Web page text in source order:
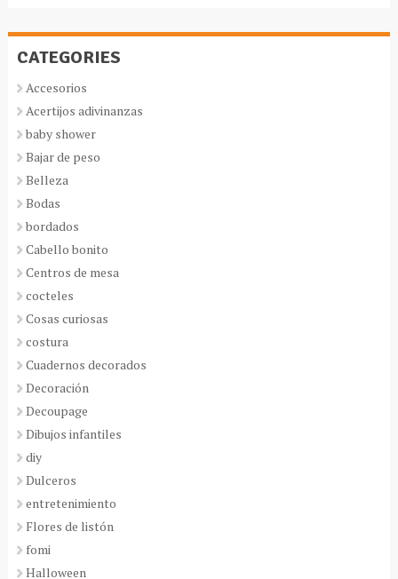
CATEGORIES
Accesorios
Acertijos adivinanzas
baby shower
Bajar de peso
Belleza
Bodas
bordados
Cabello bonito
Centros de mesa
cocteles
Cosas curiosas
costura
Cuadernos decorados
Decoración
Decoupage
Dibujos infantiles
diy
Dulceros
entretenimiento
Flores de listón
fomi
Halloween